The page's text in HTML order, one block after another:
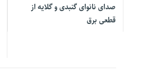
صدای نانوای گنبدی و گلایه از
قطعی برق